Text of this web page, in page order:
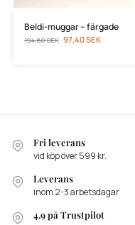
Beldi-muggar – färgade
194,80SEK 97,40SEK
Fri leverans
vid köp över 599 kr.
Leverans
inom 2-3 arbetsdagar
4.9 på Trustpilot